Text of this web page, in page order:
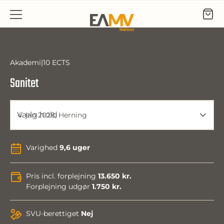
Gå til indhold
Akademi 10 ECTS
Sanitet
4. jan 2028, Herning
Vælg hold
Varighed 9,6 uger
Pris incl. forplejning 13.650 kr.
Forplejning udgør 1.750 kr.
SVU-berettiget Nej